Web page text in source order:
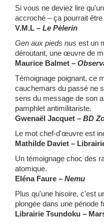
Si vous ne deviez lire
accroché – ça pourrait être
V.M.L – Le Pèlerin
Gen aux pieds nus est un
déroutant, une œuvre de
Maurice Balmet –
Témoignage poignant, ce
cauchemars du passé ne
sens du message de son
pamphlet antimilitariste.
Gwenaël Jacquet – BD
Le mot chef-d'œuvre est
Mathilde Daviet –
Un témoignage choc des
atomique.
Eléna Faure – Nemu
Plus qu'une hisoire, c'est
plongée dans une période
Librairie Tsundoku –